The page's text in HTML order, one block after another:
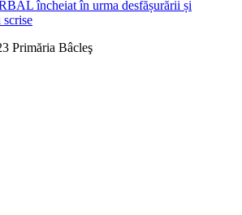
încheiat în urma desfășurării și
Primăria Bâcleş